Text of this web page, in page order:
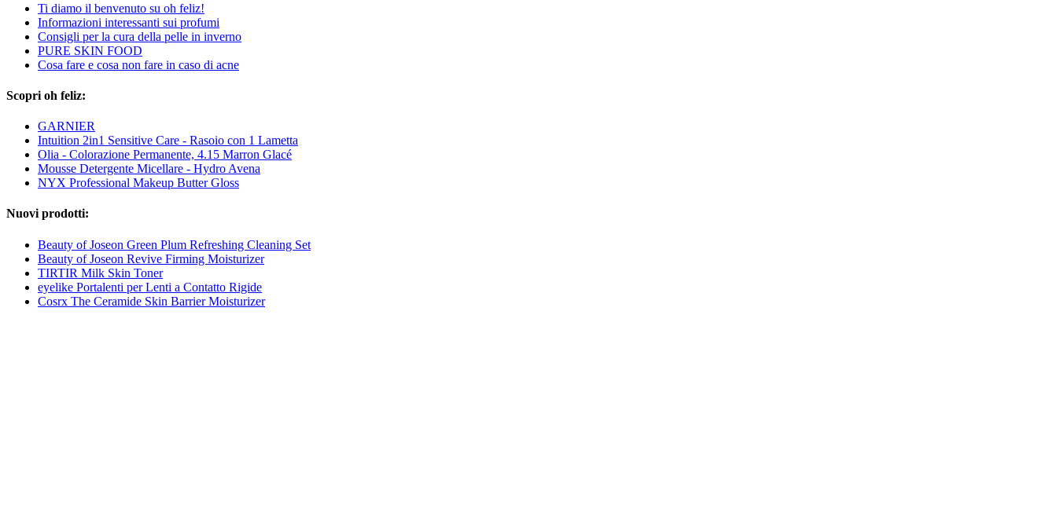
Ti diamo il benvenuto su oh feliz!
Informazioni interessanti sui profumi
Consigli per la cura della pelle in inverno
PURE SKIN FOOD
Cosa fare e cosa non fare in caso di acne
Scopri oh feliz:
GARNIER
Intuition 2in1 Sensitive Care - Rasoio con 1 Lametta
Olia - Colorazione Permanente, 4.15 Marron Glacé
Mousse Detergente Micellare - Hydro Avena
NYX Professional Makeup Butter Gloss
Nuovi prodotti:
Beauty of Joseon Green Plum Refreshing Cleaning Set
Beauty of Joseon Revive Firming Moisturizer
TIRTIR Milk Skin Toner
eyelike Portalenti per Lenti a Contatto Rigide
Cosrx The Ceramide Skin Barrier Moisturizer